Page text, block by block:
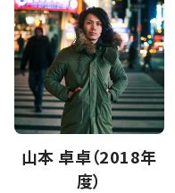
山本 卓卓（2018年
度）